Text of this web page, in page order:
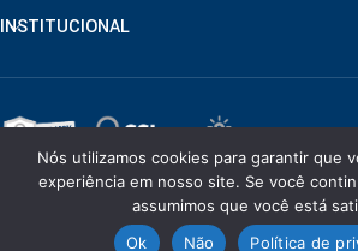
INSTITUCIONAL
© RDORVAL - Soluções em Tecnologia.
reservados.
Nós utilizamos cookies para garantir que
experiência em nosso site. Se você
assumimos que você está
Ok
Não Política de